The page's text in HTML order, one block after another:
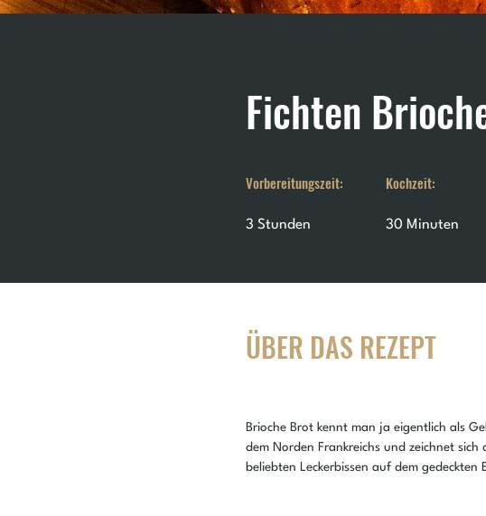
Fichten
Vorbereitungszeit:
3 Stunden
Kochzeit:
30 Minuten
ÜBER DAS REZEPT
Brioche Brot kennt man ja eigentlich als
dem Norden Frankreichs und zeichnet
beliebten Leckerbissen auf dem